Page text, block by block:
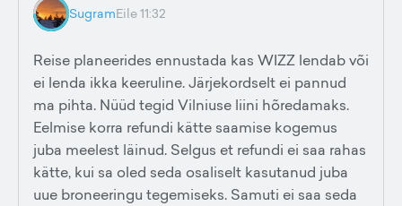
SugramEile 11:32
Reise planeerides ennustada kas WIZZ lendab või
ei lenda ikka keeruline. Järjekordselt ei pannud
ma pihta. Nüüd tegid Vilniuse liini hõredamaks.
Eelmise korra refundi kätte saamise kogemus
juba meelest läinud. Selgus et refundi ei saa rahas
kätte, kui sa oled seda osaliselt kasutanud juba
uue broneeringu tegemiseks. Samuti ei saa seda